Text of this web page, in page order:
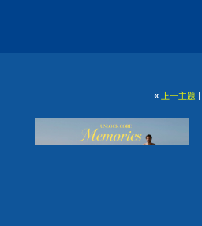
« 上一主題 |